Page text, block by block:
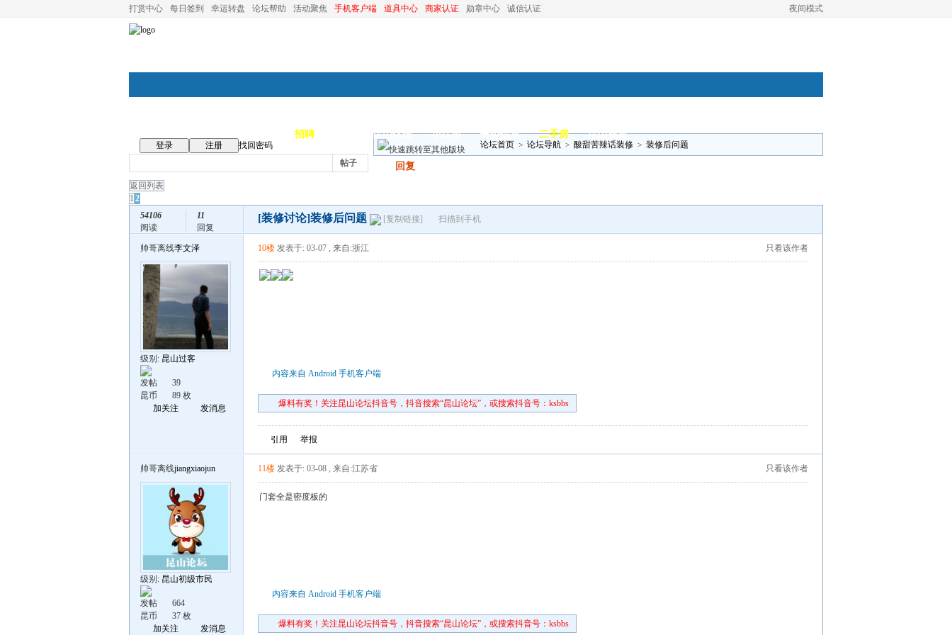
夜间模式
打赏中心 每日签到 幸运转盘 论坛帮助 活动聚焦 手机客户端 道具中心 商家认证 勋章中心 诚信认证
招聘 昆山优选 小红娘 分类信息 二手房 昆山视窗
登录 注册
找回密码
帖子
论坛首页 > 论坛导航 > 酸甜苦辣话装修 > 装修后问题
回复
返回列表
1 2
54106
阅读
11
回复
[装修讨论]装修后问题 [复制链接] 扫描到手机
帅哥离线李文泽
级别: 昆山过客
发帖
39
昆币
89 枚
加关注
发消息
只看该作者
10楼 发表于: 03-07 , 来自:浙江
内容来自 Android 手机客户端
爆料有奖！关注昆山论坛抖音号，抖音搜索“昆山论坛”，或搜索抖音号：ksbbs
引用 举报
帅哥离线jiangxiaojun
级别: 昆山初级市民
发帖
664
昆币
37 枚
加关注
发消息
只看该作者
11楼 发表于: 03-08 , 来自:江苏省
门套全是密度板的
内容来自 Android 手机客户端
爆料有奖！关注昆山论坛抖音号，抖音搜索“昆山论坛”，或搜索抖音号：ksbbs